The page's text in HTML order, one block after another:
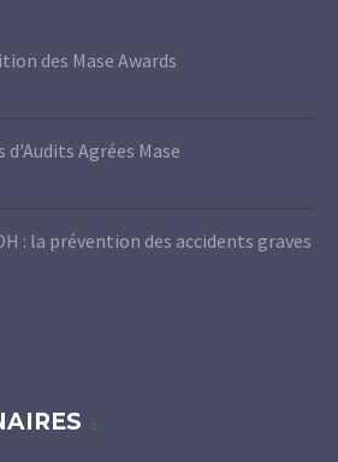
des Mase Awards
d'Audits Agrées Mase
: la prévention des accidents graves